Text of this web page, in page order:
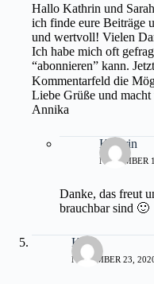
Hallo Kathrin und
ich finde eure Beiträge
und wertvoll! Vielen
Ich habe mich oft
“abonnieren” kann.
Kommentarfeld die
Liebe Grüße und macht
Annika
Kathrin
NOVEMBER
Danke, das freut
brauchbar sind 🙂
Kiki
NOVEMBER 23,